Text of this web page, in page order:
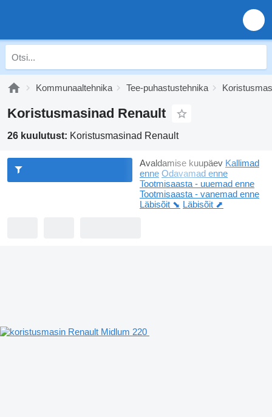
Kommunaaltehnika Tee-puhastustehnika
Koristusmasinad Renault
26 kuulutust: Koristusmasinad Renault
Avaldamise kuupäev Kallimad
enne Odavamad enne
Tootmisaasta - uuemad enne
Tootmisaasta - vanemad enne
Läbisõit ⬊ Läbisõit ⬈